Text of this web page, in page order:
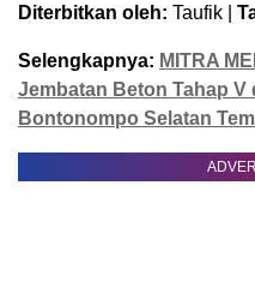
Diterbitkan oleh: Taufik |
Selengkapnya: MITRA
Jembatan Beton Tahap
Bontonompo Selatan